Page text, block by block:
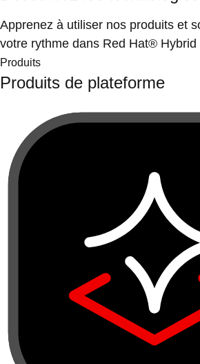
Apprenez à utiliser nos produits et
votre rythme dans Red Hat® Hybrid
Produits
Produits de plateforme